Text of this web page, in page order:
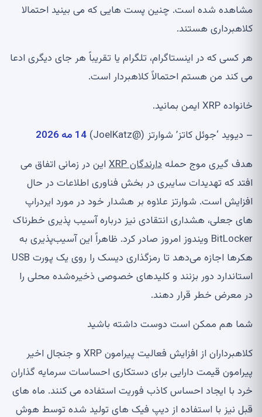
مشاهده شده است. چنین پست هایی که می بینید احتمالا
کلاهبرداری هستند.
هر کسی که در اینستاگرام، تلگرام یا تقریباً هر جای دیگری ادعا
می کند من هستم احتمالاً کلاهبردار است.
خانواده XRP ایمن بمانید.
– دیوید ‘جوئل کاتز’ شوارتز (@JoelKatz)
14 مه 2026
هدف گیری موج حملهدارندگان XRP
این در زمانی اتفاق می
افتد که تهدیدات سایبری در بخش فناوری اطلاعات در حال
افزایش است. شوارتز علاوه بر هشدار خود در مورد ایردراپ
های جعلی، هشداری انتقادی نیز درباره آسیب پذیری خطرناک
BitLocker ویندوز امروز صادر کرد. ظاهراً این آسیب‌پذیری به
هکرها اجازه می‌دهد تا رمزگذاری دیسک را روی یک پورت USB
استاندارد دور بزنند و کلیدهای خصوصی ذخیره‌شده محلی را
در معرض خطر قرار دهند.
شما هم ممکن است دوست داشته باشید
کلاهبرداران از افزایش فعالیت پیرامون XRP و جنجال اخیر
پیرامون قیمت دارایی برای دستکاری احساسات سرمایه گذاران
خرد با ایجاد احساس کاذب فوریت استفاده می کنند. ماه های
قبل نیز با استفاده از دیپ فیک های تولید شده توسط هوش